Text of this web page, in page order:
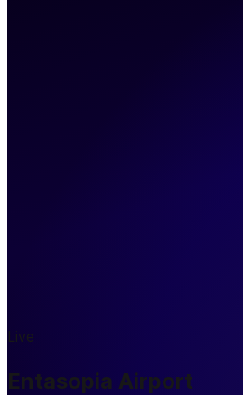
Live
Entasopia Airport